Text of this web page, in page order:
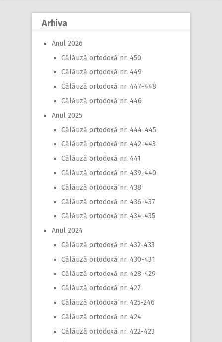
Arhiva
Anul 2026
Călăuză ortodoxă nr. 450
Călăuză ortodoxă nr. 449
Călăuză ortodoxă nr. 447-448
Călăuză ortodoxă nr. 446
Anul 2025
Călăuză ortodoxă nr. 444-445
Călăuză ortodoxă nr. 442-443
Călăuză ortodoxă nr. 441
Călăuză ortodoxă nr. 439-440
Călăuză ortodoxă nr. 438
Călăuză ortodoxă nr. 436-437
Călăuză ortodoxă nr. 434-435
Anul 2024
Călăuză ortodoxă nr. 432-433
Călăuză ortodoxă nr. 430-431
Călăuză ortodoxă nr. 428-429
Călăuză ortodoxă nr. 427
Călăuză ortodoxă nr. 425-246
Călăuză ortodoxă nr. 424
Călăuză ortodoxă nr. 422-423